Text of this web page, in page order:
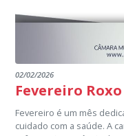
02/02/2026
Fevereiro
Fevereiro é um mês
cuidado com a saúde. A